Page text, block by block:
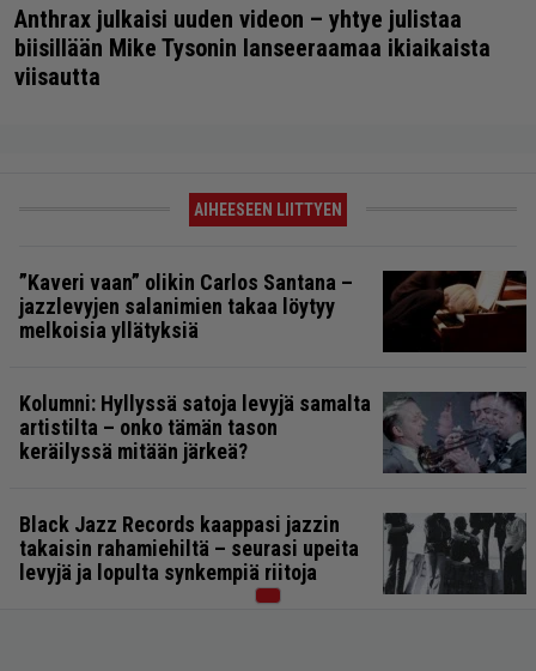
Anthrax julkaisi uuden videon – yhtye julistaa
biisillään Mike Tysonin lanseeraamaa ikiaikaista
viisautta
AIHEESEEN LIITTYEN
”Kaveri vaan” olikin Carlos Santana –
jazzlevyjen salanimien takaa löytyy
melkoisia yllätyksiä
Kolumni: Hyllyssä satoja levyjä samalta
artistilta – onko tämän tason
keräilyssä mitään järkeä?
Black Jazz Records kaappasi jazzin
takaisin rahamiehiltä – seurasi upeita
levyjä ja lopulta synkempiä riitoja